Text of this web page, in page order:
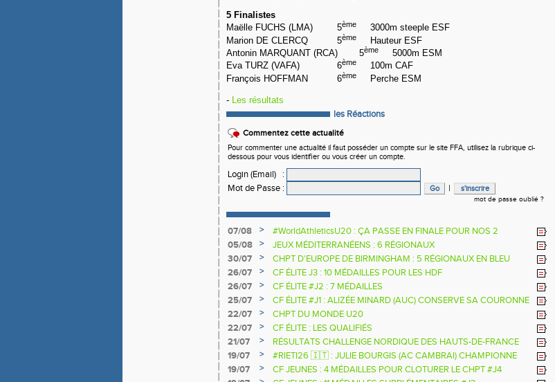
5 Finalistes
Maëlle FUCHS (LMA)
5ème
3000m steeple ESF
Marion DE CLERCQ
5ème
Hauteur ESF
Antonin MARQUANT (RCA)
5ème
5000m ESM
Eva TURZ (VAFA)
6ème
100m CAF
François HOFFMAN
6ème Perche ESM
- Les résultats
les Réactions
Commentez cette actualité
Pour commenter une actualité il faut posséder un compte sur le site FFA, utilisez la rubrique ci-
dessous pour vous identifier ou vous créer un compte.
Login (Email)
:
Mot de Passe : |
mot de passe oublié ?
07/08 >
#WorldAthleticsU20 : ÇA PASSE EN FINALE POUR NOS 2
SAUTEURS
05/08 >
JEUX MÉDITERRANÉENS : 6 RÉGIONAUX
30/07
>
CHPT D'EUROPE DE BIRMINGHAM : 5 RÉGIONAUX EN BLEU
26/07
>
CF ÉLITE J3 : 10 MÉDAILLES POUR LES HDF
26/07
>
CF ÉLITE #J2 : 7 MÉDAILLES
25/07
>
CF ÉLITE #J1 : ALIZÉE MINARD (AUC) CONSERVE SA COURONNE
NATIONALE
22/07 >
CHPT DU MONDE U20
22/07
>
CF ÉLITE : LES QUALIFIÉS
21/07
>
RÉSULTATS CHALLENGE NORDIQUE DES HAUTS-DE-FRANCE
2025 2026
19/07 >
#RIETI26 🇮🇹 : JULIE BOURGIS (AC CAMBRAI) CHAMPIONNE
D'EUROPE U18 DE LA PERCHE
19/07 >
CF JEUNES : 4 MÉDAILLES POUR CLOTURER LE CHPT #J4